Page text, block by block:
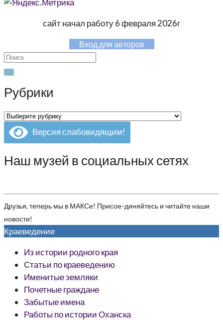
сайт начал работу 6 февраля 2026г
Вход для авторов
Search
for:
Рубрики
Рубрики
Версия слабовидящим!
Наш музей в социальных сетях
Друзья, теперь мы в МАКСе! Присое-диняйтесь и читайте наши
новости!
Краеведение
Из истории родного края
Статьи по краеведению
Именитые земляки
Почетные граждане
Забытые имена
Работы по истории Оханска